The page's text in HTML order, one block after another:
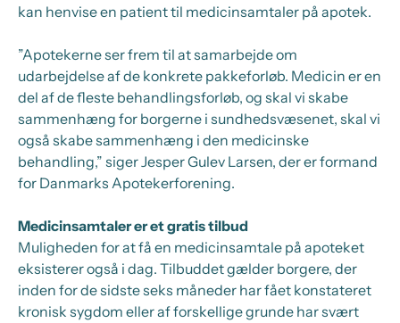
kan henvise en patient til medicinsamtaler på apotek.
”Apotekerne ser frem til at samarbejde om
udarbejdelse af de konkrete pakkeforløb. Medicin er en
del af de fleste behandlingsforløb, og skal vi skabe
sammenhæng for borgerne i sundhedsvæsenet, skal vi
også skabe sammenhæng i den medicinske
behandling,” siger Jesper Gulev Larsen, der er formand
for Danmarks Apotekerforening.
Medicinsamtaler er et gratis tilbud
Muligheden for at få en medicinsamtale på apoteket
eksisterer også i dag. Tilbuddet gælder borgere, der
inden for de sidste seks måneder har fået konstateret
kronisk sygdom eller af forskellige grunde har svært